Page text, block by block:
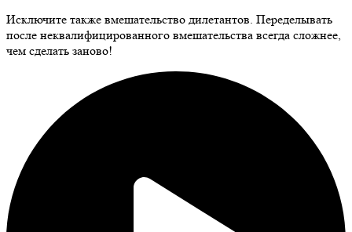
Исключите также вмешательство дилетантов. Переделывать
после неквалифицированного вмешательства всегда сложнее,
чем сделать заново!